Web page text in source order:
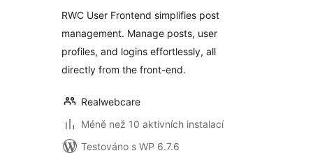
RWC User Frontend simplifies post
management. Manage posts, user
profiles, and logins effortlessly, all
directly from the front-end.
Realwebcare
Méně než 10 aktivních instalací
Testováno s WP 6.7.6